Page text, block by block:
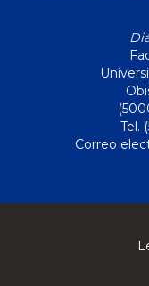
Tel.
Correo